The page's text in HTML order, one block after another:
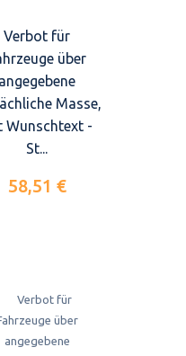
Verbot für
über
angegebene
Masse,
Wunschtext -
St...
58,51 €